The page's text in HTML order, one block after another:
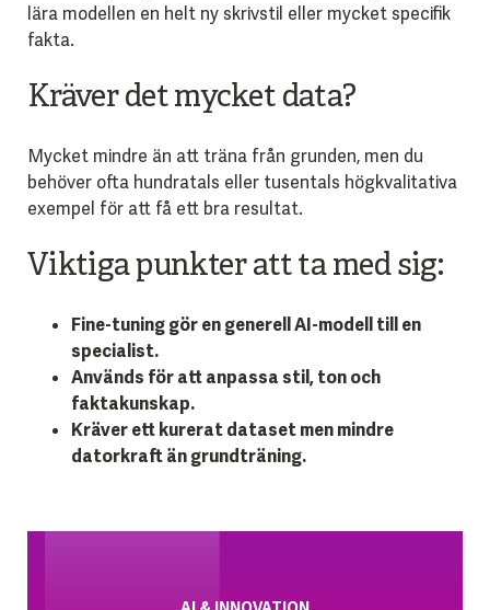
lära modellen en helt ny skrivstil eller mycket specifik
fakta.
Kräver det mycket data?
Mycket mindre än att träna från grunden, men du
behöver ofta hundratals eller tusentals högkvalitativa
exempel för att få ett bra resultat.
Viktiga punkter att ta med sig:
Fine-tuning gör en generell AI-modell till en
specialist.
Används för att anpassa stil, ton och
faktakunskap.
Kräver ett kurerat dataset men mindre
datorkraft än grundträning.